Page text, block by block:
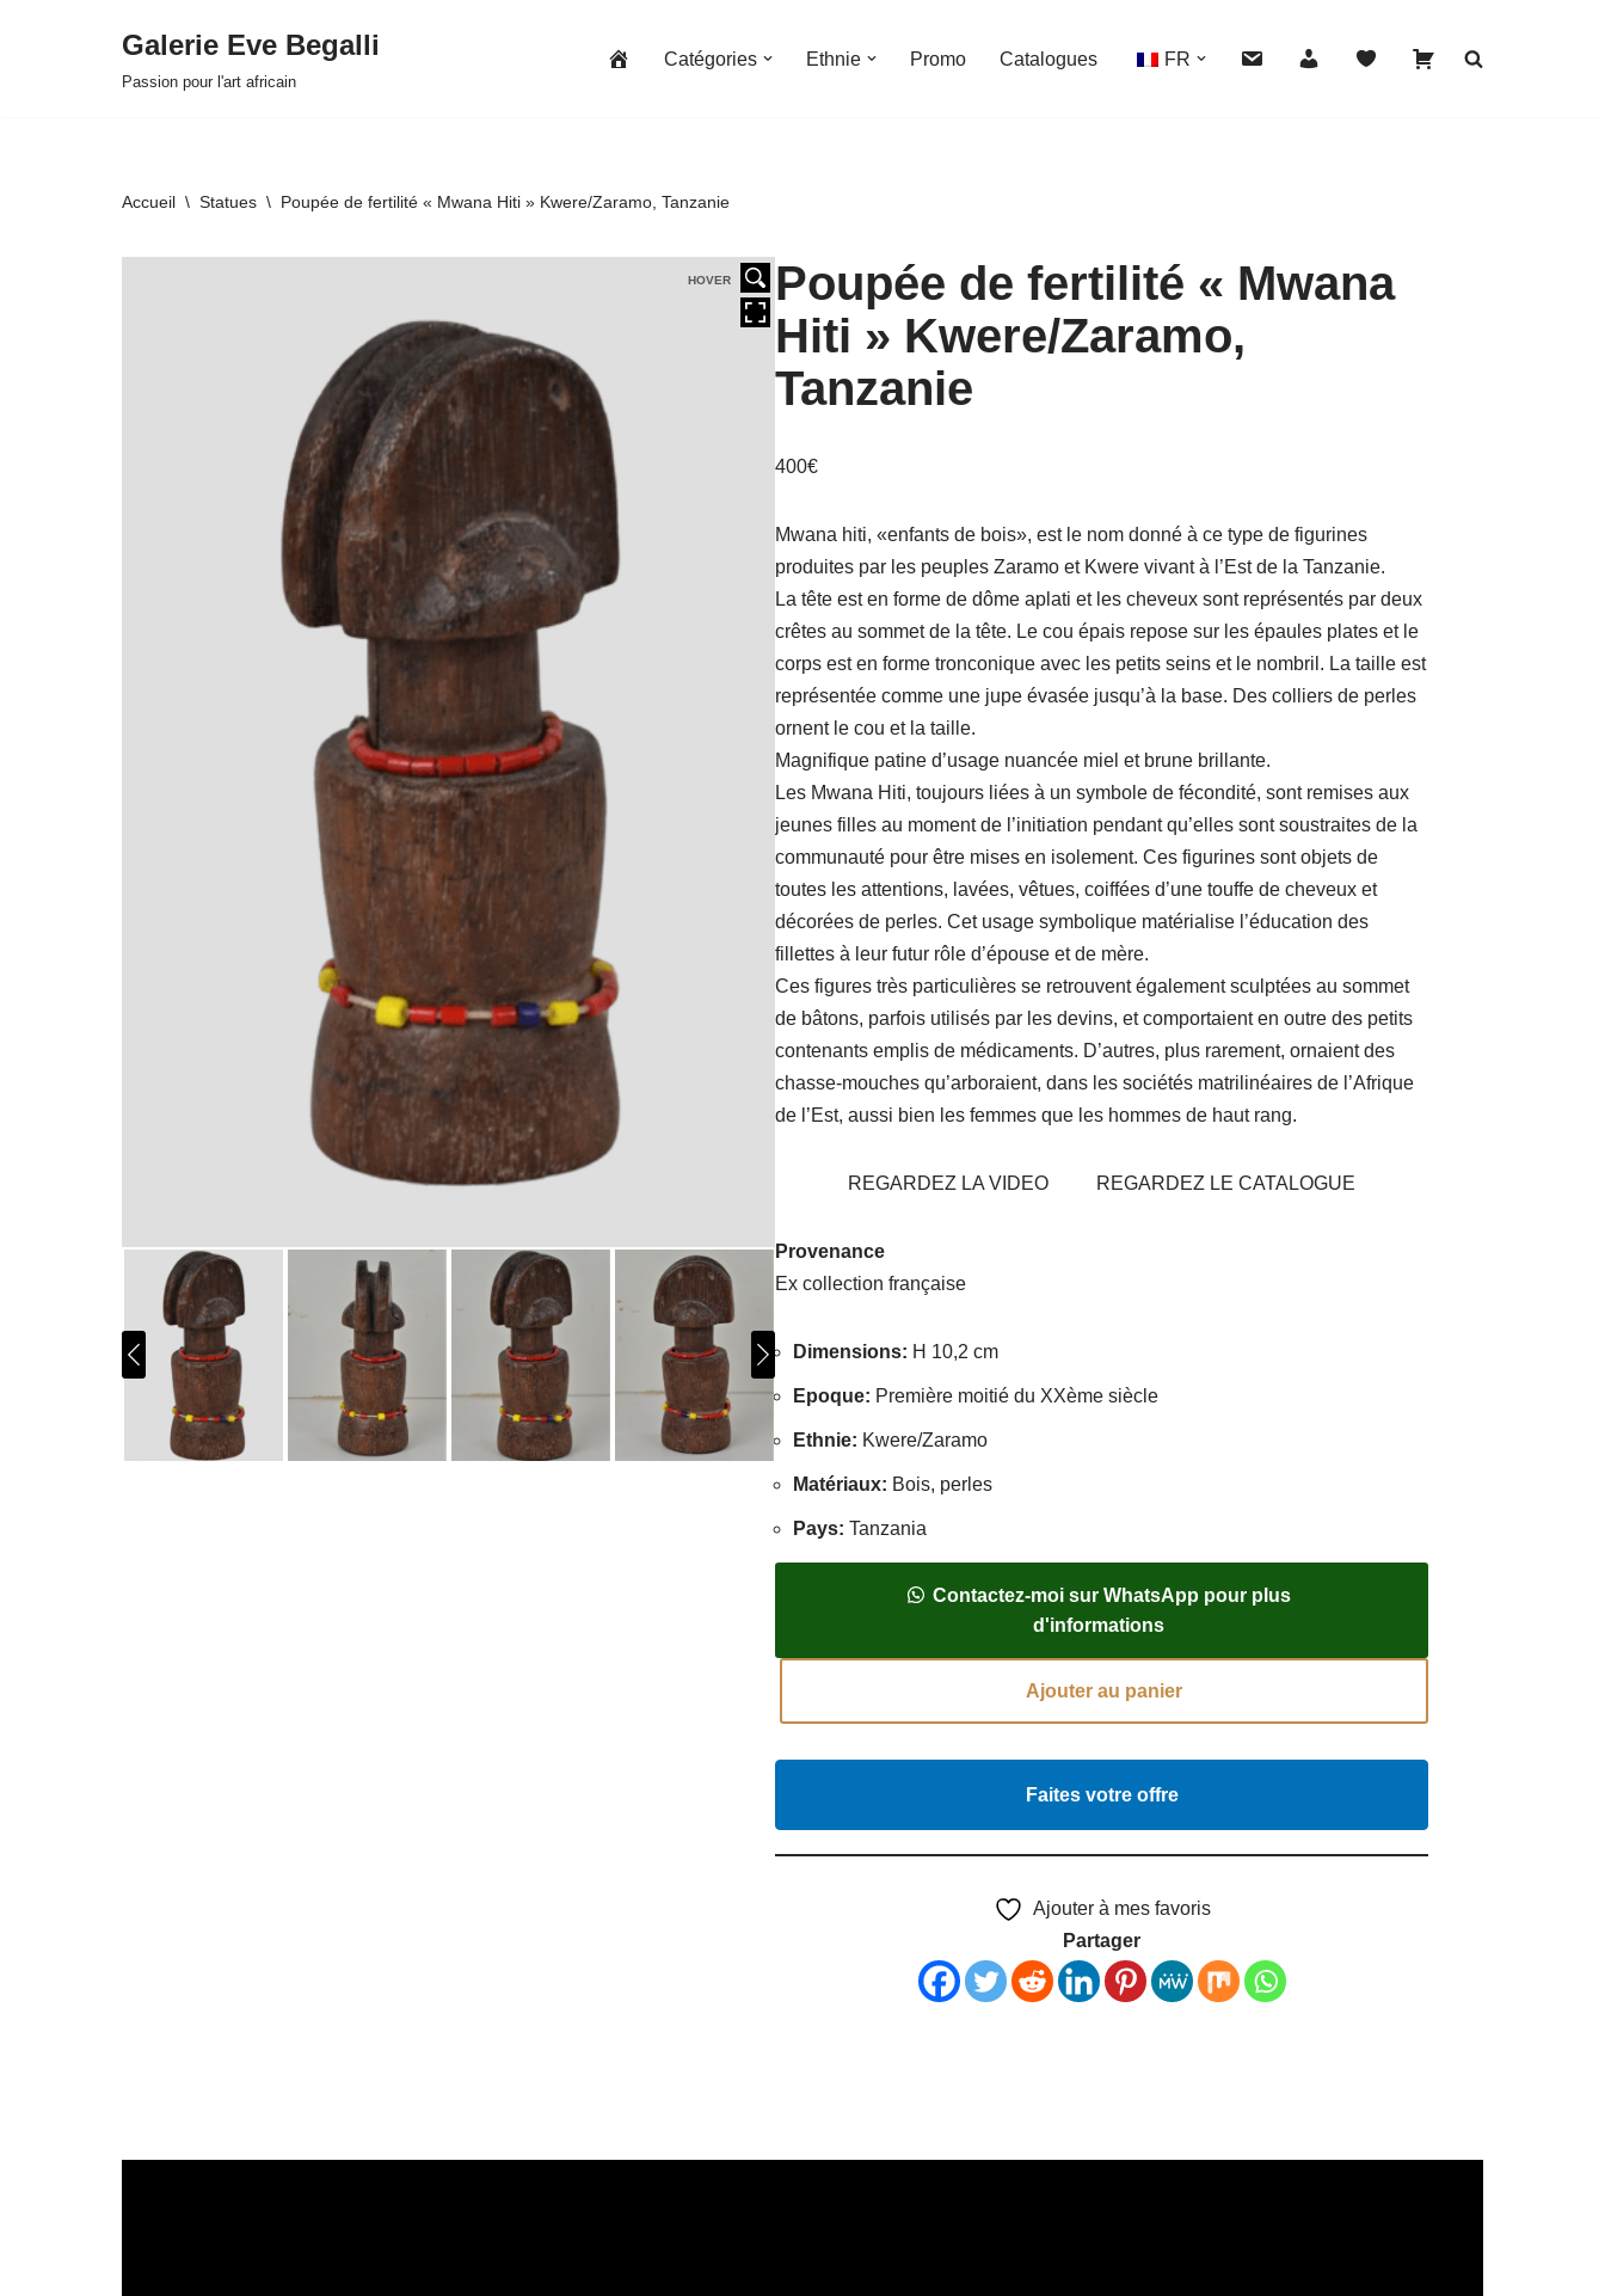
Galerie Eve Begalli
Passion pour l'art africain
Catégories Ethnie Promo Catalogues FR
Accueil \ Statues \ Poupée de fertilité « Mwana Hiti » Kwere/Zaramo, Tanzanie
HOVER HOVER
Poupée de fertilité « Mwana
Hiti » Kwere/Zaramo,
Tanzanie
400€
Mwana hiti, «enfants de bois», est le nom donné à ce type de figurines
produites par les peuples Zaramo et Kwere vivant à l’Est de la Tanzanie.
La tête est en forme de dôme aplati et les cheveux sont représentés par deux
crêtes au sommet de la tête. Le cou épais repose sur les épaules plates et le
corps est en forme tronconique avec les petits seins et le nombril. La taille est
représentée comme une jupe évasée jusqu’à la base. Des colliers de perles
ornent le cou et la taille.
Magnifique patine d’usage nuancée miel et brune brillante.
Les Mwana Hiti, toujours liées à un symbole de fécondité, sont remises aux
jeunes filles au moment de l’initiation pendant qu’elles sont soustraites de la
communauté pour être mises en isolement. Ces figurines sont objets de
toutes les attentions, lavées, vêtues, coiffées d’une touffe de cheveux et
décorées de perles. Cet usage symbolique matérialise l’éducation des
fillettes à leur futur rôle d’épouse et de mère.
Ces figures très particulières se retrouvent également sculptées au sommet
de bâtons, parfois utilisés par les devins, et comportaient en outre des petits
contenants emplis de médicaments. D’autres, plus rarement, ornaient des
chasse-mouches qu’arboraient, dans les sociétés matrilinéaires de l’Afrique
de l’Est, aussi bien les femmes que les hommes de haut rang.
REGARDEZ LA VIDEO REGARDEZ LE CATALOGUE
Provenance
Ex collection française
Dimensions: H 10,2 cm
Epoque: Première moitié du XXème siècle
Ethnie: Kwere/Zaramo
Matériaux: Bois, perles
Pays:Tanzania
Contactez-moi sur WhatsApp pour plus
d'informations
Ajouter au panier
Faites votre offre
Ajouter à mes favoris
Partager